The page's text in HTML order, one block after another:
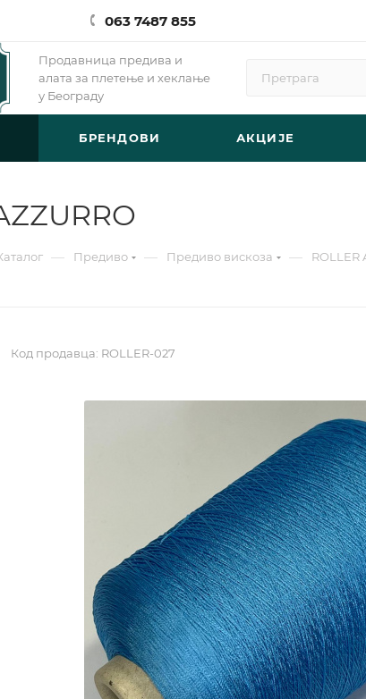
063 7487 855
Продавница предива и
алата за плетење и хеклање
у Београду
БРЕНДОВИ АКЦИЈЕ
— Предиво — Предиво вискоза — ROLLER
Код продавца: ROLLER-027